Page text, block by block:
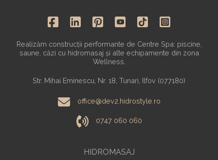
HIDROMASAJ
Realizăm construcții performante de Centre Spa: piscine,
saune, căzi cu hidromasaj și alte echipamente din zona
Wellness.
Str. Mihai Eminescu, Nr. 18, Tunari, Ilfov (077180)
office@dev2.hidrostyle.ro
0747 060 060